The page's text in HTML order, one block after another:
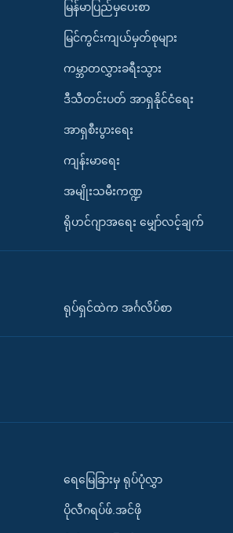
မြန်မာပြည်မှပေးစာ
မြင်ကွင်းကျယ်မှတ်စုများ
ကမ္ဘာတလွှားခရီးသွား
ဒီသီတင်းပတ် အာရှနိုင်ငံရေး
အာရှစီးပွားရေး
ကျန်းမာရေး
အမျိုးသမီးကဏ္ဍ
ရိုဟင်ဂျာအရေး မျှော်လင့်ချက်
ရုပ်ရှင်ထဲက အင်္ဂလိပ်စာ
ရေမြေခြားမှ ရုပ်ပုံလွှာ
ပိုလီဂရပ်ဖ်.အင်ဖို